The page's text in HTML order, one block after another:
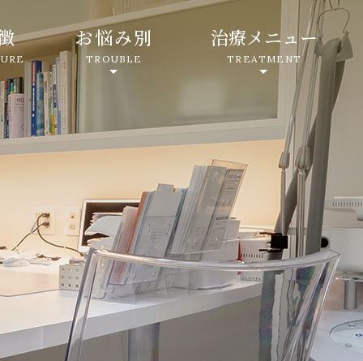
お悩み別
TROUBLE
治療メニュー
TREATMENT